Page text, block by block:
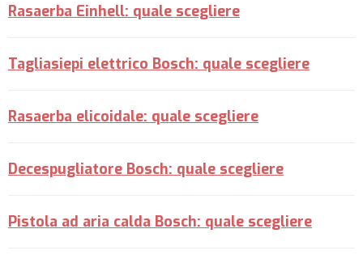
Rasaerba Einhell: quale scegliere
Tagliasiepi elettrico Bosch: quale scegliere
Rasaerba elicoidale: quale scegliere
Decespugliatore Bosch: quale scegliere
Pistola ad aria calda Bosch: quale scegliere